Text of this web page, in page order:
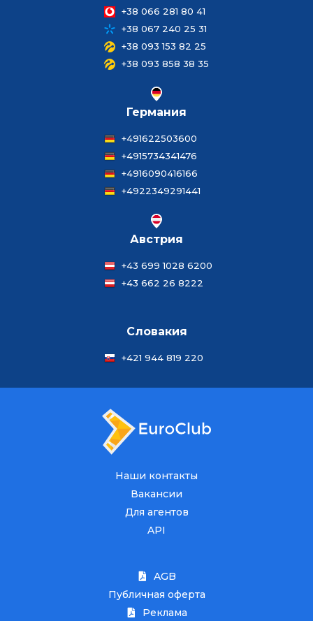
+38 066 281 80 41
+38 067 240 25 31
+38 093 153 82 25
+38 093 858 38 35
Германия
+491622503600
+4915734341476
+4916090416166
+4922349291441
Австрия
+43 699 1028 6200
+43 662 26 8222
Словакия
+421 944 819 220
Наши контакты
Вакансии
Для агентов
API
AGB
Публичная оферта
Реклама